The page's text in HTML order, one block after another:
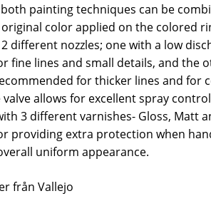
painting techniques can be
color applied on the colored
different nozzles; one with a low
fine lines and small details, and the
for thicker lines and for
allows for excellent spray
3 different varnishes- Gloss, Matt
providing extra protection when
uniform appearance.
från Vallejo